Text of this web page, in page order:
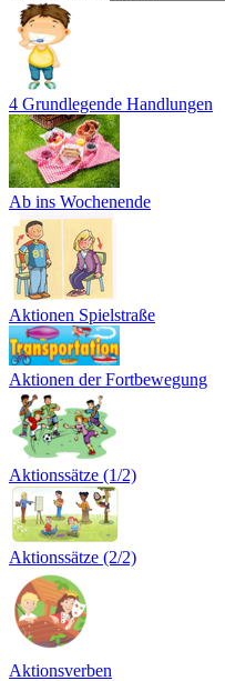
4 Grundlegende Handlungen
Ab ins Wochenende
Aktionen Spielstraße
Aktionen der Fortbewegung
Aktionssätze (1/2)
Aktionssätze (2/2)
Aktionsverben